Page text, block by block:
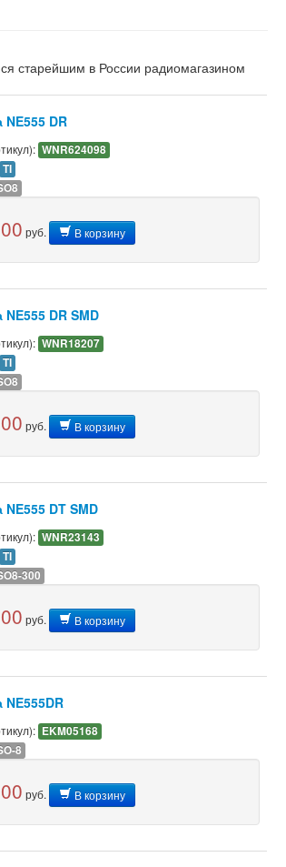
старейшим в России радиомагазином
DR
WNR624098
TI
руб. В корзину
DR SMD
WNR18207
TI
руб. В корзину
DT SMD
WNR23143
TI
300
руб. В корзину
EKM05168
8
руб. В корзину